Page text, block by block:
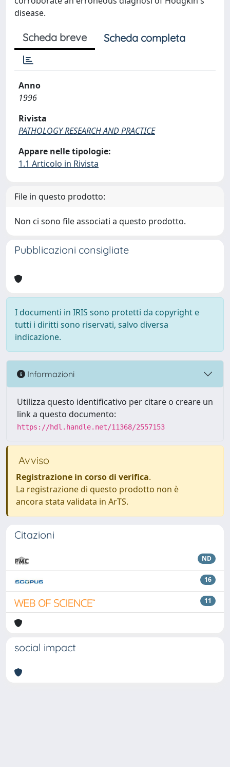
disease.
Scheda breve Scheda completa
Anno
1996
Rivista
PATHOLOGY RESEARCH AND PRACTICE
Appare nelle tipologie:
1.1 Articolo in Rivista
File in questo prodotto:
Non ci sono file associati a questo prodotto.
Pubblicazioni consigliate
I documenti in IRIS sono protetti da copyright e
tutti i diritti sono riservati, salvo diversa
indicazione.
Informazioni
Utilizza questo identificativo per citare o creare un
link a questo documento:
https://hdl.handle.net/11368/2557153
Avviso
Registrazione in corso di verifica.
La registrazione di questo prodotto non è
ancora stata validata in ArTS.
Citazioni
ND
16
11
social impact